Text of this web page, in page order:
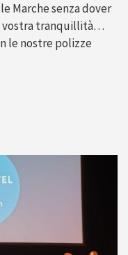
Marche senza dover
vostra tranquillità…
le nostre polizze